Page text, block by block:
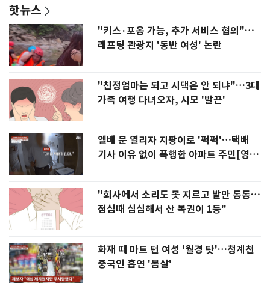
핫뉴스
"키스·포옹 가능, 추가 서비스 협의"…
래프팅 관광지 '동반 여성' 논란
"친정엄마는 되고 시댁은 안 되냐"…3대
가족 여행 다녀오자, 시모 '발끈'
엘베 문 열리자 지팡이로 '퍽퍽'…택배
기사 이유 없이 폭행한 아파트 주민[영
"회사에서 소리도 못 지르고 발만 동동…
점심때 심심해서 산 복권이 1등"
화재 때 마트 턴 여성 '월경 탓'…청계천
중국인 흡연 '몸살'